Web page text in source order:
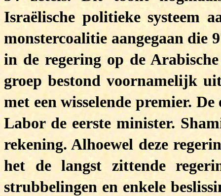
Israëlische politieke systeem
monstercoalitie aangegaan
in de regering op de
groep bestond voornamelijk
met een wisselende premier.
Labor de eerste minister.
rekening. Alhoewel deze
het de langst zittende
strubbelingen en enkele